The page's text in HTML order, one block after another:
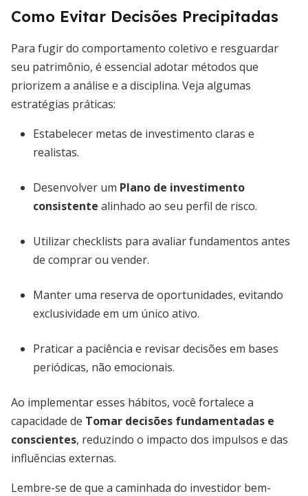
Como Evitar Decisões Precipitadas
Para fugir do comportamento coletivo e resguardar
seu patrimônio, é essencial adotar métodos que
priorizem a análise e a disciplina. Veja algumas
estratégias práticas:
Estabelecer metas de investimento claras e
realistas.
Desenvolver um Plano de investimento
consistente alinhado ao seu perfil de risco.
Utilizar checklists para avaliar fundamentos antes
de comprar ou vender.
Manter uma reserva de oportunidades, evitando
exclusividade em um único ativo.
Praticar a paciência e revisar decisões em bases
periódicas, não emocionais.
Ao implementar esses hábitos, você fortalece a
capacidade de Tomar decisões fundamentadas e
conscientes, reduzindo o impacto dos impulsos e das
influências externas.
Lembre-se de que a caminhada do investidor bem-